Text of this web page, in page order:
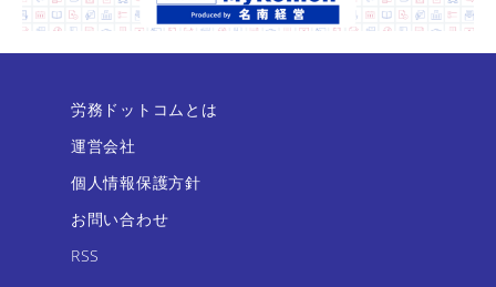
労務ドットコムとは
運営会社
個人情報保護方針
お問い合わせ
RSS